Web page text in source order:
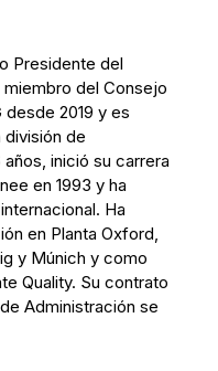
Presidente del
del Consejo
2019 y es
de
inició su carrera
en 1993 y ha
Ha
en Planta Oxford,
y Múnich y como
Quality. Su contrato
Administración se